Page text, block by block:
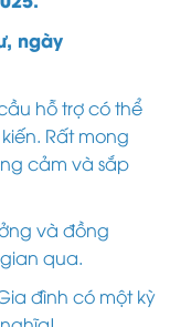
ngày
hỗ trợ có thể
Rất mong
cảm và sắp
và đồng
qua.
đình có một kỳ